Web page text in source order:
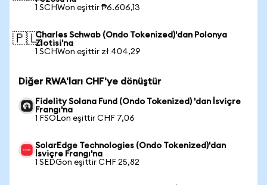
1 SCHWon eşittir ₱6.606,13
🇵🇱Charles Schwab (Ondo Tokenized)'dan Polonya
Zlotisi'na
1 SCHWon eşittir zł 404,29
Diğer RWA'ları CHF'ye dönüştür
Fidelity Solana Fund (Ondo Tokenized) 'dan İsviçre
Frangı'na
1 FSOLon eşittir CHF 7,06
SolarEdge Technologies (Ondo Tokenized)'dan
İsviçre Frangı'na
1 SEDGon eşittir CHF 25,82